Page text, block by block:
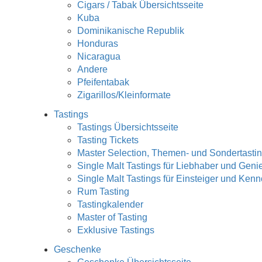
Cigars / Tabak Übersichtsseite
Kuba
Dominikanische Republik
Honduras
Nicaragua
Andere
Pfeifentabak
Zigarillos/Kleinformate
Tastings
Tastings Übersichtsseite
Tasting Tickets
Master Selection, Themen- und
Single Malt Tastings für Liebhaber und
Single Malt Tastings für Einsteiger und
Rum Tasting
Tastingkalender
Master of Tasting
Exklusive Tastings
Geschenke